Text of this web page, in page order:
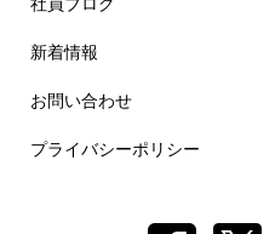
新着情報
お問い合わせ
プライバシーポリシー